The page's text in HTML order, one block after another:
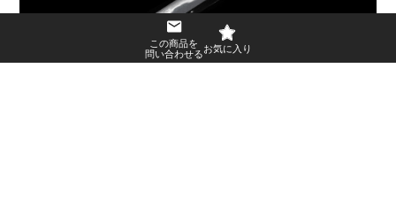
この商品を
問い合わせる